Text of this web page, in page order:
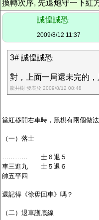
換轉次序, 先退炮守一下紅
誠惶誠恐
2009/8/12 11:37
3# 誠惶誠恐
對，上面一局還未完的，
龍井樹 發表於 2009/8/12 08:48
當紅移開右車時，黑棋有兩個做法
（一）落士
………… 士６退５
車三進九 士５退６
帥五平四
還記得《徐毋回車》嗎？
（二）退車護底線